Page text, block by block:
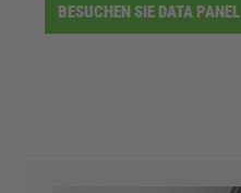
BESUCHEN SIE DATA PANEL